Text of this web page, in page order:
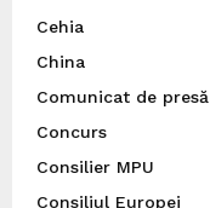
Cehia
China
Comunicat de presă
Concurs
Consilier MPU
Consiliul Europei